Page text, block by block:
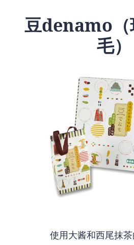
豆denamo（
毛）
使用大酱和西尾抹